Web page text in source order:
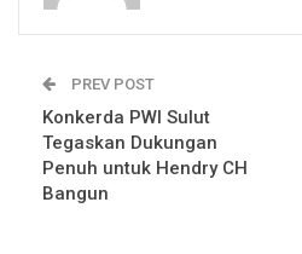
PREV POST
Konkerda PWI Sulut
Tegaskan Dukungan
Penuh untuk Hendry CH
Bangun